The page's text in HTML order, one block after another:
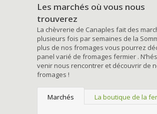
Les marchés où vous nous
trouverez
La chèvrerie de Canaples fait des
plusieurs fois par semaines de la
plus de nos fromages vous pourrez
panel varié de fromages fermier .
venir nous rencontrer et découvrir de
fromages !
Marchés La boutique de la